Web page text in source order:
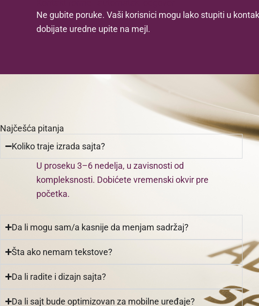
Ne gubite poruke. Vaši korisnici mogu lako stupiti u
dobijate uredne upite na mejl.
Najčešća pitanja
Koliko traje izrada sajta?
U proseku 3–6 nedelja, u zavisnosti od
kompleksnosti. Dobićete vremenski okvir pre
početka.
Da li mogu sam/a kasnije da menjam sadržaj?
Šta ako nemam tekstove?
Da li radite i dizajn sajta?
Da li sajt bude optimizovan za mobilne uređaje?